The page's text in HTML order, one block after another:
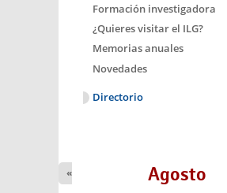
Formación investigadora
¿Quieres visitar el ILG?
Memorias anuales
Novedades
Directorio
Agosto
«